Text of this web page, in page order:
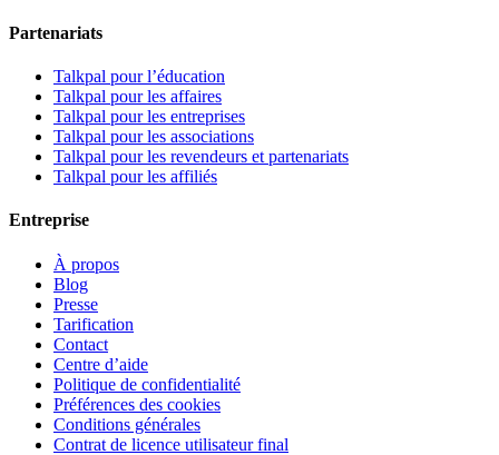
Partenariats
Talkpal pour l’éducation
Talkpal pour les affaires
Talkpal pour les entreprises
Talkpal pour les associations
Talkpal pour les revendeurs et partenariats
Talkpal pour les affiliés
Entreprise
À propos
Blog
Presse
Tarification
Contact
Centre d’aide
Politique de confidentialité
Préférences des cookies
Conditions générales
Contrat de licence utilisateur final